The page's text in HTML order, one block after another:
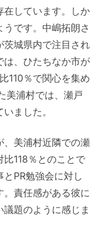
在しています。しか
です。中嶋拓朗さ
茨城県内で注目され
は、ひたちなか市が
110％で関心を集め
美浦村では、瀬戸
ました。
、美浦村近隣での瀬
118％とのことで
PR勉強会に対し
責任感がある彼に
題のように感じま